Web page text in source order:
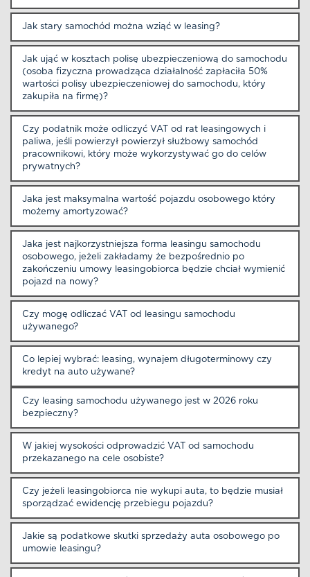
Jak stary samochód można wziąć w leasing?
Jak ująć w kosztach polisę ubezpieczeniową do samochodu
(osoba fizyczna prowadząca działalność zapłaciła 50%
wartości polisy ubezpieczeniowej do samochodu, który
zakupiła na firmę)?
Czy podatnik może odliczyć VAT od rat leasingowych i
paliwa, jeśli powierzył powierzył służbowy samochód
pracownikowi, który może wykorzystywać go do celów
prywatnych?
Jaka jest maksymalna wartość pojazdu osobowego który
możemy amortyzować?
Jaka jest najkorzystniejsza forma leasingu samochodu
osobowego, jeżeli zakładamy że bezpośrednio po
zakończeniu umowy leasingobiorca będzie chciał wymienić
pojazd na nowy?
Czy mogę odliczać VAT od leasingu samochodu
używanego?
Co lepiej wybrać: leasing, wynajem długoterminowy czy
kredyt na auto używane?
Czy leasing samochodu używanego jest w 2026 roku
bezpieczny?
W jakiej wysokości odprowadzić VAT od samochodu
przekazanego na cele osobiste?
Czy jeżeli leasingobiorca nie wykupi auta, to będzie musiał
sporządzać ewidencję przebiegu pojazdu?
Jakie są podatkowe skutki sprzedaży auta osobowego po
umowie leasingu?